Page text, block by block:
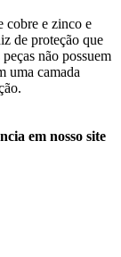
cobre e zinco e
de proteção que
não possuem
uma camada
em nosso site